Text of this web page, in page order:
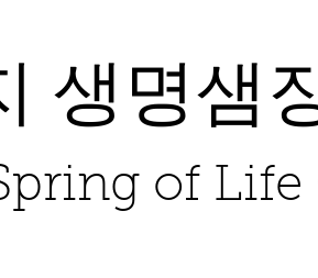
생명샘
of